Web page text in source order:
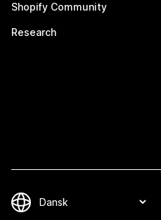
Shopify Community
Research